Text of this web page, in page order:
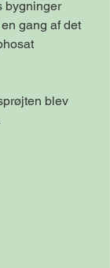
bygninger
gang af det
blev